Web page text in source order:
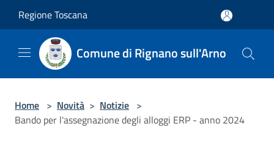
Regione Toscana
Comune di Rignano sull'Arno
Home > Novità > Notizie >
Bando per l'assegnazione degli alloggi ERP - anno 2024